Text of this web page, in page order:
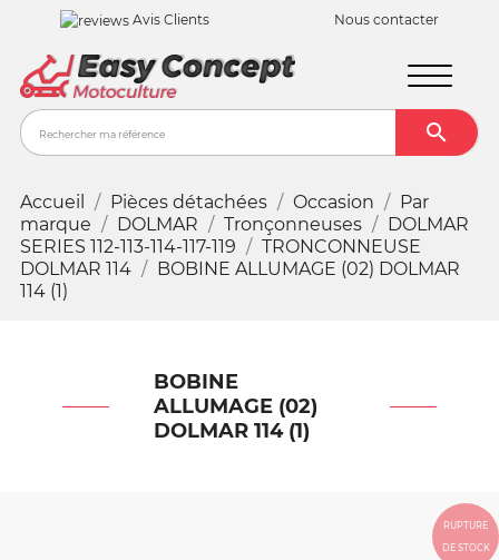
Avis Clients Nous contacter

Accueil Pièces détachées Occasion
Par
marque
DOLMAR Tronçonneuses
DOLMAR
SERIES 112-113-114-117-119
TRONCONNEUSE
DOLMAR 114
BOBINE ALLUMAGE (02) DOLMAR
114 (1)
BOBINE
ALLUMAGE (02)
DOLMAR 114 (1)
RUPTURE
DE STOCK